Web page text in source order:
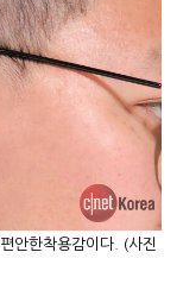
안한착용감이다. (사진